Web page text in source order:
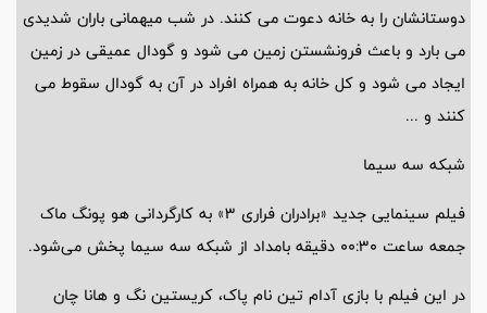
دوستانشان را به خانه دعوت می کنند. در شب میهمانی باران شدیدی
می بارد و باعث فرونشستن زمین می شود و گودال عمیقی در زمین
ایجاد می شود و کل خانه به همراه افراد در آن به گودال سقوط می
کنند و ...
شبکه سه سیما
فیلم سینمایی جدید «برادران فراری 3» به کارگردانی هو پونگ ماک
جمعه ساعت 00:30 دقیقه بامداد از شبکه سه سیما پخش می‌شود.
در این فیلم با بازی آدام تین نام پاک، کریستین نگ و هانا چان